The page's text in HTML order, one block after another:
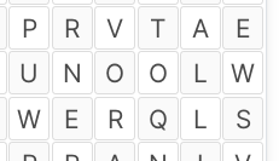
P R V T A
E
U N O O L
W
W E R Q L
S